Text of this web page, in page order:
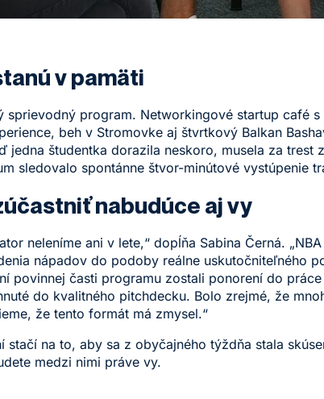
v pamäti
sprievodný program. Networkingové startup café
beh v Stromovke aj štvrtkový Balkan
jedna študentka dorazila neskoro, musela za trest
sledovalo spontánne štvor-minútové vystúpenie
nabudúce aj vy
neleníme ani v lete,“ dopĺňa Sabina Černá.
nápadov do podoby reálne uskutočniteľného
povinnej časti programu zostali ponorení do
do kvalitného pitchdecku. Bolo zrejmé, že
že tento formát má zmysel.“
stačí na to, aby sa z obyčajného týždňa stala
medzi nimi práve vy.